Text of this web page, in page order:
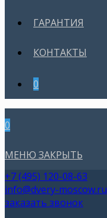
ГАРАНТИЯ
КОНТАКТЫ
0
0
МЕНЮ ЗАКРЫТЬ
+7 (495) 120-08-63
info@dvery-moscow.ru
заказать звонок